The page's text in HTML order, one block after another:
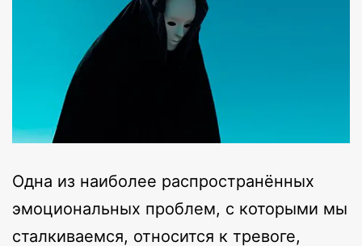
Одна из наиболее распространённых
эмоциональных проблем, с которыми мы
сталкиваемся, относится к тревоге,